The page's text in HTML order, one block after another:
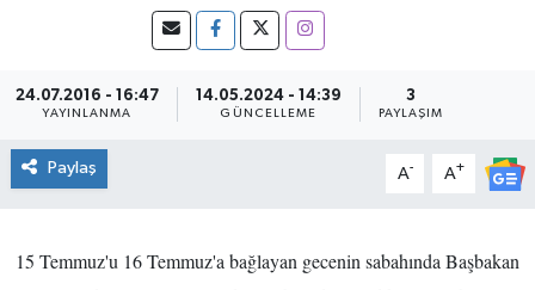
24.07.2016 - 16:47
YAYINLANMA
14.05.2024 - 14:39
GÜNCELLEME
3
PAYLAŞIM
Paylaş A- A+
15 Temmuz'u 16 Temmuz'a bağlayan gecenin sabahında Başbakan
YAŞAM
ÇEVRE
Son Dakika Haberleri
Haber Arşivi